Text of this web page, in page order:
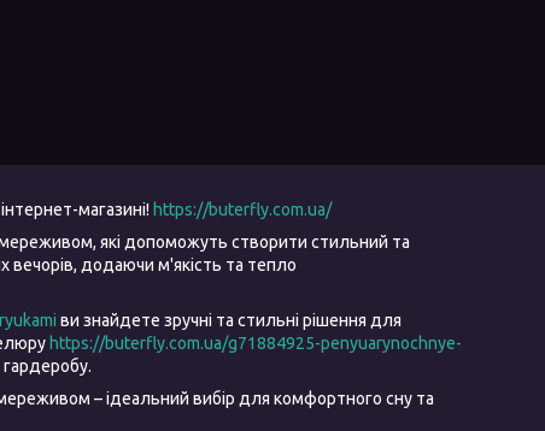
магазині! https://buterfly.com.ua/
які допоможуть створити стильний та
додаючи м'якість та тепло
ви знайдете зручні та стильні рішення для
https://buterfly.com.ua/g71884925-penyuarynochnye-
– ідеальний вибір для комфортного сну та